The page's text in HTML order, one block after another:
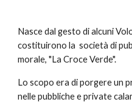
Nasce dal gesto di alcuni
costituirono la società di
morale, "La Croce Verde".
Lo scopo era di porgere un
nelle pubbliche e private